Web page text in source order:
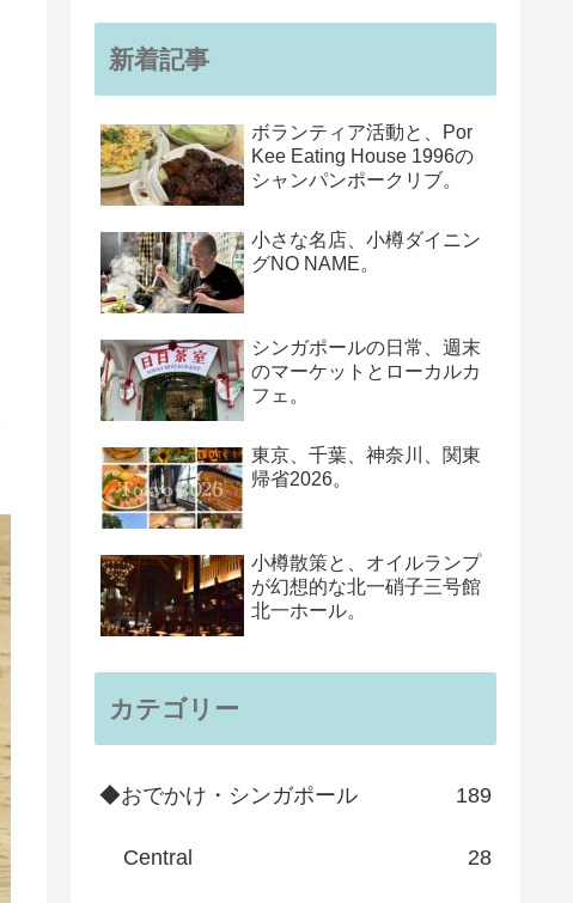
新着記事
ボランティア活動と、Por
Kee Eating House 1996の
シャンパンポークリブ。
小さな名店、小樽ダイニン
グNO NAME。
シンガポールの日常、週末
のマーケットとローカルカ
フェ。
東京、千葉、神奈川、関東
帰省2026。
小樽散策と、オイルランプ
が幻想的な北一硝子三号館
北一ホール。
カテゴリー
◆おでかけ・シンガポール 189
Central 28